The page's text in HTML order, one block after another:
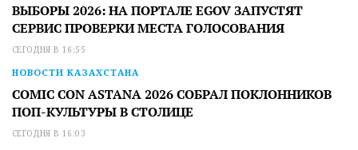
ВЫБОРЫ 2026: НА ПОРТАЛЕ EGOV ЗАПУСТЯТ
СЕРВИС ПРОВЕРКИ МЕСТА ГОЛОСОВАНИЯ
СЕГОДНЯ В 16:55
НОВОСТИ КАЗАХСТАНА
COMIC CON ASTANA 2026 СОБРАЛ ПОКЛОННИКОВ
ПОП-КУЛЬТУРЫ В СТОЛИЦЕ
СЕГОДНЯ В 16:03